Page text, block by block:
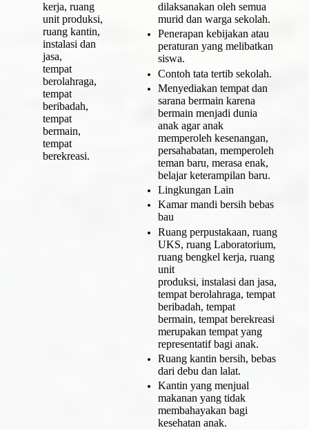
kerja, ruang
unit produksi,
ruang kantin,
instalasi dan
jasa,
tempat
berolahraga,
tempat
beribadah,
tempat
bermain,
tempat
berekreasi.
dilaksanakan oleh semua
murid dan warga sekolah.
Penerapan kebijakan atau
peraturan yang melibatkan
siswa.
Contoh tata tertib sekolah.
Menyediakan tempat dan
sarana bermain karena
bermain menjadi dunia
anak agar anak
memperoleh kesenangan,
persahabatan, memperoleh
teman baru, merasa enak,
belajar keterampilan baru.
Lingkungan Lain
Kamar mandi bersih bebas
bau
Ruang perpustakaan, ruang
UKS, ruang Laboratorium,
ruang bengkel kerja, ruang
unit
produksi, instalasi dan jasa,
tempat berolahraga, tempat
beribadah, tempat
bermain, tempat berekreasi
merupakan tempat yang
representatif bagi anak.
Ruang kantin bersih, bebas
dari debu dan lalat.
Kantin yang menjual
makanan yang tidak
membahayakan bagi
kesehatan anak.